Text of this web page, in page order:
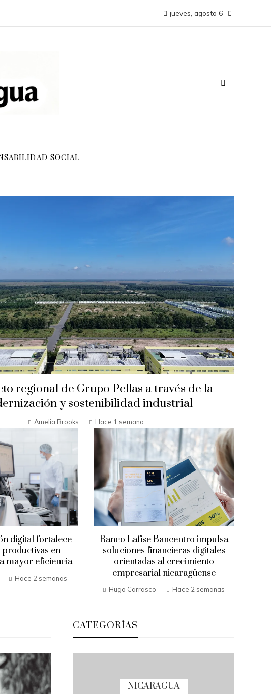
jueves, agosto 6
SOCIAL
regional de Grupo Pellas a través de la
y sostenibilidad industrial
Amelia Brooks Hace 1 semana
digital fortalece
productivas en
mayor eficiencia
Hace 2 semanas
Banco Lafise Bancentro impulsa
soluciones financieras digitales
orientadas al crecimiento
empresarial nicaragüense
Hugo Carrasco Hace 2 semanas
CATEGORÍAS
NICARAGUA